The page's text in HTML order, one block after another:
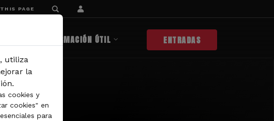
PAGE
INFORMACIÓN ÚTIL ENTRADAS
utiliza
la
cookies y
cookies" en
para